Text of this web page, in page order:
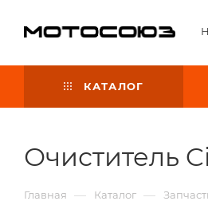
КАТАЛОГ
Очиститель
Главная — Каталог —